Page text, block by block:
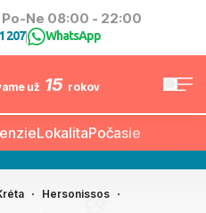
Po-Ne 08:00 - 22:00
207| WhatsApp
už 15 rokov
LokalitaPočasie
Hersonissos